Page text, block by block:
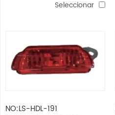
Seleccionar
NO:LS-HDL-191